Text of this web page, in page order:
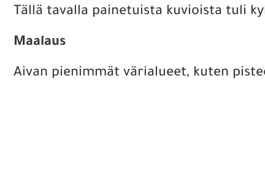
Tällä tavalla painetuista kuvioista tuli
Maalaus
Aivan pienimmät värialueet, kuten